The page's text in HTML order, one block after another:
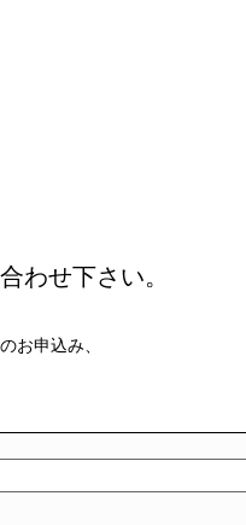
わせ下さい。
お申込み、